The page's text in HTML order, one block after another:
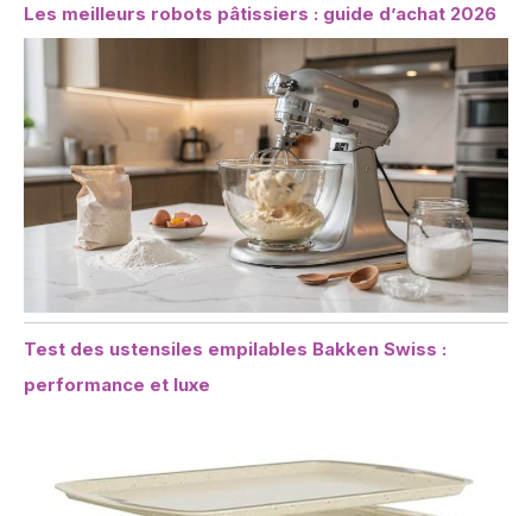
Les meilleurs robots pâtissiers : guide d’achat 2026
Test des ustensiles empilables Bakken Swiss :
performance et luxe